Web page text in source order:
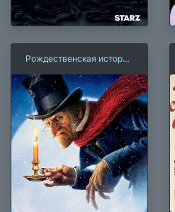
Рождественская история